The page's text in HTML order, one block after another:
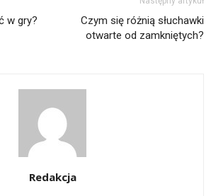
w gry?
Czym się różnią słuchawki
otwarte od zamkniętych?
Redakcja